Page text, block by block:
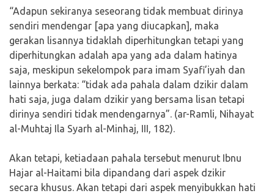
“Adapun sekiranya seseorang tidak membuat dirinya
sendiri mendengar [apa yang diucapkan], maka
gerakan lisannya tidaklah diperhitungkan tetapi yang
diperhitungkan adalah apa yang ada dalam hatinya
saja, meskipun sekelompok para imam Syafi’iyah dan
lainnya berkata: “tidak ada pahala dalam dzikir dalam
hati saja, juga dalam dzikir yang bersama lisan tetapi
dirinya sendiri tidak mendengarnya”. (ar-Ramli, Nihayat
al-Muhtaj Ila Syarh al-Minhaj, III, 182).
Akan tetapi, ketiadaan pahala tersebut menurut Ibnu
Hajar al-Haitami bila dipandang dari aspek dzikir
secara khusus. Akan tetapi dari aspek menyibukkan hati